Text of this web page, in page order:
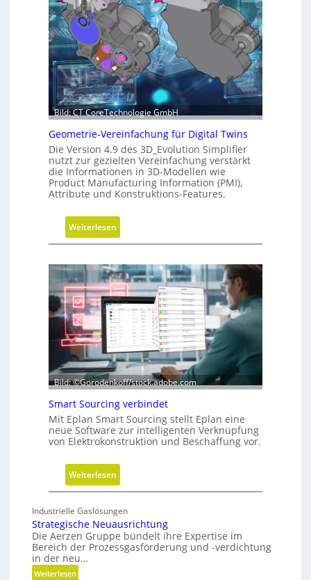
i
t
s
-
R
o
a
d
m
a
p
s
i
o
n
d
e
r
C
N
C
-
S
i
m
l
a
i
o
n
Bild: CT CoreTechnologie GmbH
Geometrie-Vereinfachung für Digital Twins
Die Version 4.9 des 3D_Evolution Simplifier
nutzt zur gezielten Vereinfachung verstärkt
die Informationen in 3D-Modellen wie
Product Manufacturing Information (PMI),
Attribute und Konstruktions-Features.
Weiterlesen:
G
o
m
e
t
r
i
e
-
V
e
r
e
i
f
a
h
u
n
Bild: ©Gorodenkoff/stock.adobe.com
Smart Sourcing verbindet
Mit Eplan Smart Sourcing stellt Eplan eine
neue Software zur intelligenten Verknüpfung
von Elektrokonstruktion und Beschaffung vor.
Weiterlesen:
S
a
r
t
Industrielle Gaslösungen
Strategische Neuausrichtung
Die Aerzen Gruppe bündelt ihre Expertise im
Bereich der Prozessgasförderung und -verdichtung
in der neu…
Weiterlesen: